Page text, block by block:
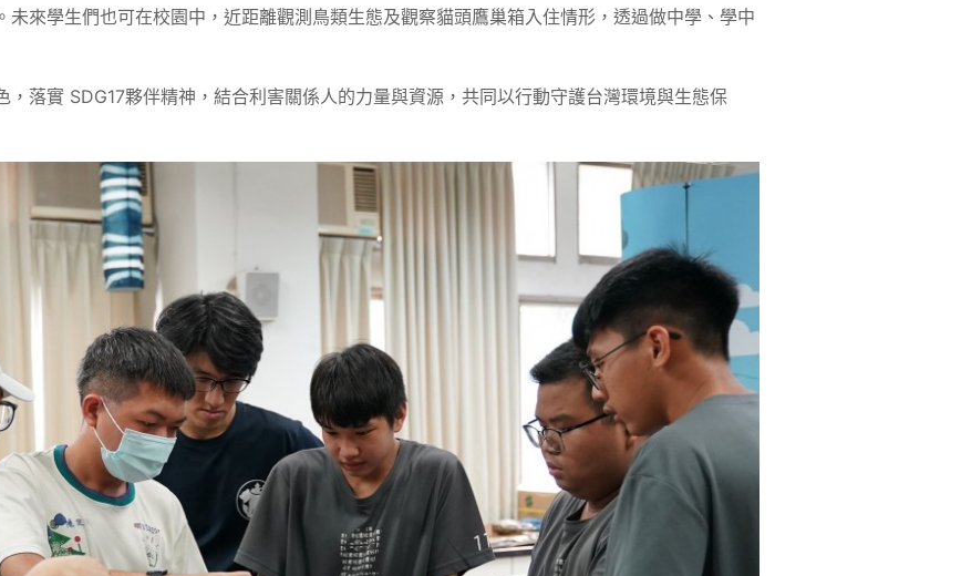
來學生們也可在校園中，近距離觀測鳥類生態及觀察貓頭鷹巢箱入住情形，透過做中學、學中
落實 SDG17夥伴精神，結合利害關係人的力量與資源，共同以行動守護台灣環境與生態保